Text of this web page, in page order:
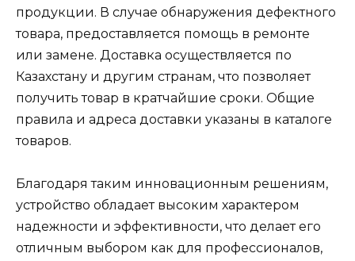
продукции. В случае обнаружения дефектного
товара, предоставляется помощь в ремонте
или замене. Доставка осуществляется по
Казахстану и другим странам, что позволяет
получить товар в кратчайшие сроки. Общие
правила и адреса доставки указаны в каталоге
товаров.
Благодаря таким инновационным решениям,
устройство обладает высоким характером
надежности и эффективности, что делает его
отличным выбором как для профессионалов,